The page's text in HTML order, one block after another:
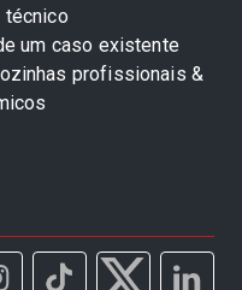
técnico
um caso existente
profissionais &